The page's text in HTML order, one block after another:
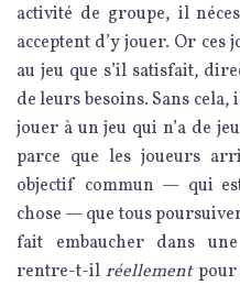
activité de groupe, il
acceptent d’y jouer. Or
au jeu que s’il satisfait,
de leurs besoins. Sans
jouer à un jeu qui n’a de
parce que les joueurs
objectif commun — qui
chose — que tous
fait embaucher dans
rentre-t-il réellementpour